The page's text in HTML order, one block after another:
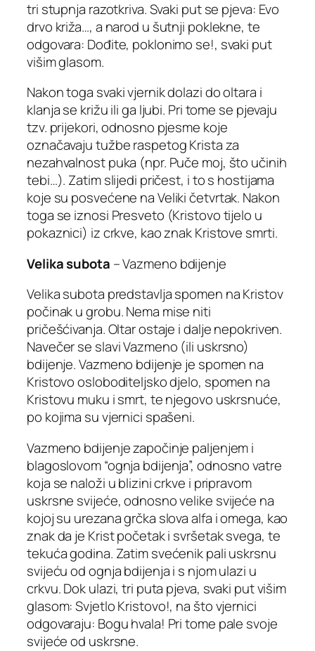
tri stupnja razotkriva. Svaki put se pjeva: Evo
drvo križa…, a narod u šutnji poklekne, te
odgovara: Dođite, poklonimo se!, svaki put
višim glasom.
Nakon toga svaki vjernik dolazi do oltara i
klanja se križu ili ga ljubi. Pri tome se pjevaju
tzv. prijekori, odnosno pjesme koje
označavaju tužbe raspetog Krista za
nezahvalnost puka (npr. Puče moj, što učinih
tebi…). Zatim slijedi pričest, i to s hostijama
koje su posvećene na Veliki četvrtak. Nakon
toga se iznosi Presveto (Kristovo tijelo u
pokaznici) iz crkve, kao znak Kristove smrti.
Velika subota – Vazmeno bdijenje
Velika subota predstavlja spomen na Kristov
počinak u grobu. Nema mise niti
pričešćivanja. Oltar ostaje i dalje nepokriven.
Navečer se slavi Vazmeno (ili uskrsno)
bdijenje. Vazmeno bdijenje je spomen na
Kristovo osloboditeljsko djelo, spomen na
Kristovu muku i smrt, te njegovo uskrsnuće,
po kojima su vjernici spašeni.
Vazmeno bdijenje započinje paljenjem i
blagoslovom “ognja bdijenja”, odnosno vatre
koja se naloži u blizini crkve i pripravom
uskrsne svijeće, odnosno velike svijeće na
kojoj su urezana grčka slova alfa i omega, kao
znak da je Krist početak i svršetak svega, te
tekuća godina. Zatim svećenik pali uskrsnu
svijeću od ognja bdijenja i s njom ulazi u
crkvu. Dok ulazi, tri puta pjeva, svaki put višim
glasom: Svjetlo Kristovo!, na što vjernici
odgovaraju: Bogu hvala! Pri tome pale svoje
svijeće od uskrsne.